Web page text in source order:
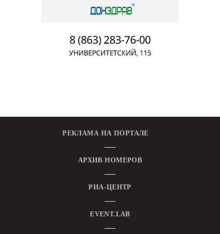
РЕКЛАМА НА ПОРТАЛЕ
АРХИВ НОМЕРОВ
РИА-ЦЕНТР
EVENT.LAB